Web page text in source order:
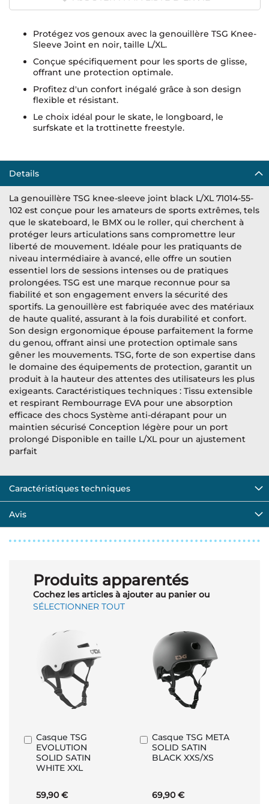
Protégez vos genoux avec la genouillère TSG Knee-
Sleeve Joint en noir, taille L/XL.
Conçue spécifiquement pour les sports de glisse,
offrant une protection optimale.
Profitez d'un confort inégalé grâce à son design
flexible et résistant.
Le choix idéal pour le skate, le longboard, le
surfskate et la trottinette freestyle.
Details
La genouillère TSG knee-sleeve joint black L/XL 71014-55-
102 est conçue pour les amateurs de sports extrêmes, tels
que le skateboard, le BMX ou le roller, qui cherchent à
protéger leurs articulations sans compromettre leur
liberté de mouvement. Idéale pour les pratiquants de
niveau intermédiaire à avancé, elle offre un soutien
essentiel lors de sessions intenses ou de pratiques
prolongées. TSG est une marque reconnue pour sa
fiabilité et son engagement envers la sécurité des
sportifs. La genouillère est fabriquée avec des matériaux
de haute qualité, assurant à la fois durabilité et confort.
Son design ergonomique épouse parfaitement la forme
du genou, offrant ainsi une protection optimale sans
gêner les mouvements. TSG, forte de son expertise dans
le domaine des équipements de protection, garantit un
produit à la hauteur des attentes des utilisateurs les plus
exigeants. Caractéristiques techniques : Tissu extensible
et respirant Rembourrage EVA pour une absorption
efficace des chocs Système anti-dérapant pour un
maintien sécurisé Conception légère pour un port
prolongé Disponible en taille L/XL pour un ajustement
parfait
Caractéristiques techniques
Avis
Produits apparentés
Cochez les articles à ajouter au panier ou
SÉLECTIONNER TOUT
Casque TSG
EVOLUTION
SOLID SATIN
WHITE XXL
59,90 €
Ajouter
au
panier
Casque TSG META
SOLID SATIN
BLACK XXS/XS
69,90 €
Ajouter
au
panier